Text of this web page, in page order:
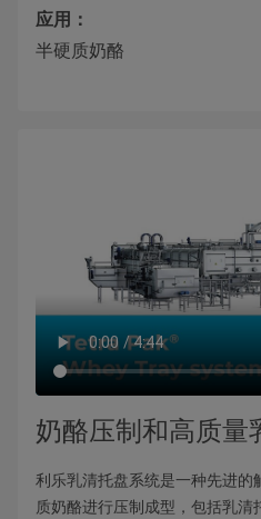
应用：
半硬质奶酪
奶酪压制和高质量
利乐乳清托盘系统是一种先进的
质奶酪进行压制成型，包括乳